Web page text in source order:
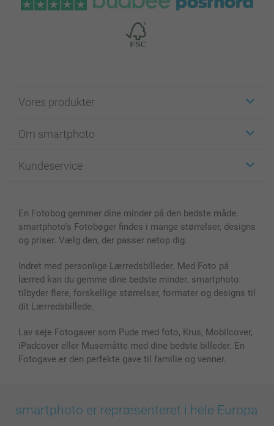
Vores produkter
Fotokort
Fotobøger
Cover til mobil & tablet
MyNameBook
Fotorammer & Tilbehør
Alle fotoprodukter
Om smartphoto
For affiliate
Sitemap
Betingelser og garantier
Kundeservice
smartbonus
Priser & betaling
En Fotobog gemmer dine minder på den bedste måde.
smartphoto's Fotobøger findes i mange størrelser, designs
og priser. Vælg den, der passer netop dig.
Indret med personlige Lærredsbilleder. Med Foto på
lærred kan du gemme dine bedste minder. smartphoto
tilbyder flere, forskellige størrelser, formater og designs til
dit Lærredsbillede.
Lav seje Fotogaver som Pude med foto, Krus, Mobilcover,
iPadcover eller Musemåtte med dine bedste billeder. En
Fotogave er den perfekte gave til familie og venner.
smartphoto er repræsenteret i hele Europa